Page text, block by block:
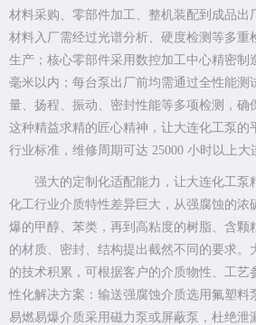
材料采购、零部件加工、整机装配到成品出
材料入厂需经过光谱分析、硬度检测等多重
生产；核心零部件采用数控加工中心精密制
毫米以内；每台泵出厂前均需通过全性能测
量、扬程、振动、密封性能等多项检测，确
这种精益求精的匠心精神，让大连化工泵的
行业标准，维修周期可达 25000 小时以上大
强大的定制化适配能力，让大连化工泵
化工行业介质特性差异巨大，从强腐蚀的浓
爆的甲醇、苯类，再到高粘度的树脂、含颗
的材质、密封、结构提出截然不同的要求。
的技术积累，可根据客户的介质物性、工艺
性化解决方案：输送强腐蚀介质选用氟塑料
易燃易爆介质采用磁力泵或屏蔽泵，杜绝泄